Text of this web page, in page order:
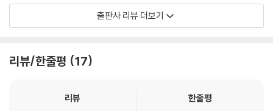
난 임진왜란에서 거북선은 나라를 구하는 비밀 병기가 된다. 조선 과학기
술의 꽃이라 할 만큼 대단히 과학적으로 설계된 거북선은 바로 나대용의
출판사 리뷰 더보기
리뷰/한줄평 17
리뷰 한줄평